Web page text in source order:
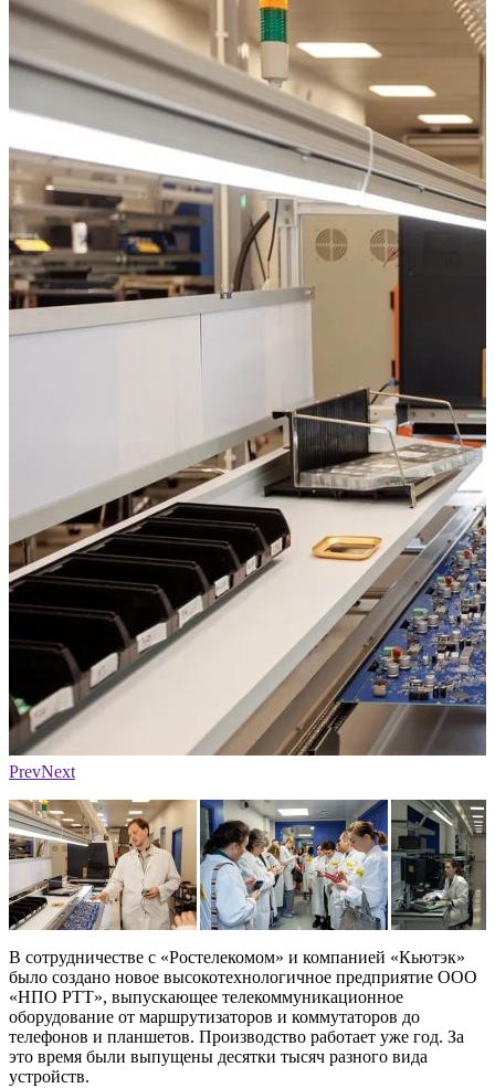
На заводе "Авангард"
PrevNext
В сотрудничестве с «Ростелекомом» и компанией «Кьютэк»
было создано новое высокотехнологичное предприятие ООО
«НПО РТТ», выпускающее телекоммуникационное
оборудование от маршрутизаторов и коммутаторов до
телефонов и планшетов. Производство работает уже год. За
это время были выпущены десятки тысяч разного вида
устройств.